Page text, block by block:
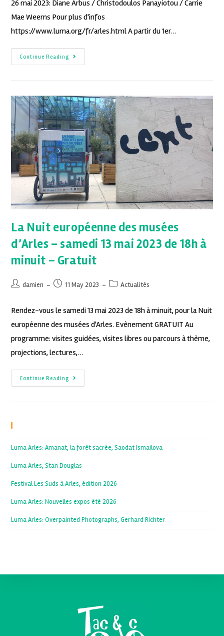
26 mai 2023: Diane Arbus / Christodoulos Panayiotou / Carrie
Mae Weems Pour plus d'infos
https://www.luma.org/fr/arles.html A partir du 1er…
Continue Reading
La Nuit européenne des musées
d’Arles – samedi 13 mai 2023 de 18h à
minuit – Gratuit
damien 11 May 2023 Actualités
Rendez-vous le samedi 13 mai 2023 de 18h à minuit, pour la Nuit
européenne des musées d'Arles. Evènement GRATUIT Au
programme: visites guidées, visites libres ou parcours à thème,
projections, lectures,…
Continue Reading
Luma Arles: Amanat, la forêt sacrée, Saodat Ismailova
Luma Arles, Stan Douglas
Festival Les Suds à Arles, édition 2026
Luma Arles: Nouvelles expos été 2026
Luma Arles: Overpainted Photographs, Gerhard Richter